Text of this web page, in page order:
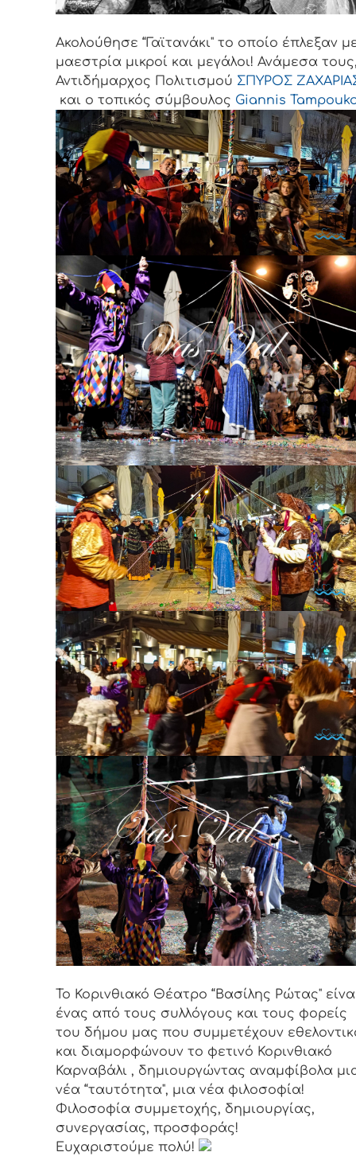
Ακολούθησε “Γαϊτανάκι" το οποίο έπλεξαν
μαεστρία μικροί και μεγάλοι! Ανάμεσα
Αντιδήμαρχος Πολιτισμού ΣΠΥΡΟΣ
και ο τοπικός σύμβουλος Giannis
Το Κορινθιακό Θέατρο “Βασίλης Ρώτας"
ένας από τους συλλόγους και τους φορείς
του δήμου μας που συμμετέχουν
και διαμορφώνουν το φετινό Κορινθιακό
Καρναβάλι , δημιουργώντας αναμφίβολα
νέα “ταυτότητα", μια νέα φιλοσοφία!
Φιλοσοφία συμμετοχής, δημιουργίας,
συνεργασίας, προσφοράς!
Ευχαριστούμε πολύ!